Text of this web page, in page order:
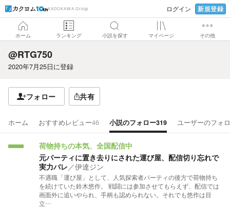
KADOKAWA Group ログイン 新規登録
ホーム ランキング 小説を探す マイページ その他
@RTG750
2020年7月25日に登録
フォロー 共有
ホーム おすすめレビュー46 小説のフォロー319 ユーザーのフォ
荷物持ちの本気、全国配信中
元パーティに置き去りにされた運び屋、配信切り忘れで
実力バレ／伊達ジン
不遇職「運び屋」として、人気探索者パーティの後方で荷物持ち
を続けていた鈴木悠作。 戦闘には参加させてもらえず、配信では
画面外に追いやられ、手柄も認められない。それでも悠作は目
立…